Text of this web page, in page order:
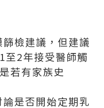
篩檢建議，但建議
至2年接受醫師觸
若有家族史
論是否開始定期乳